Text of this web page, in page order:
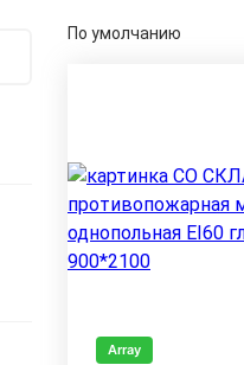
По умолчанию
Array